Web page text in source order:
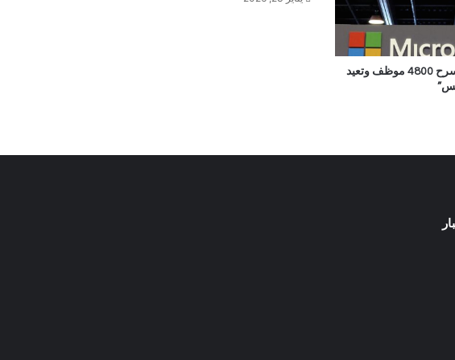
مايكروسوفت تسرح 4800 موظف وتعيد